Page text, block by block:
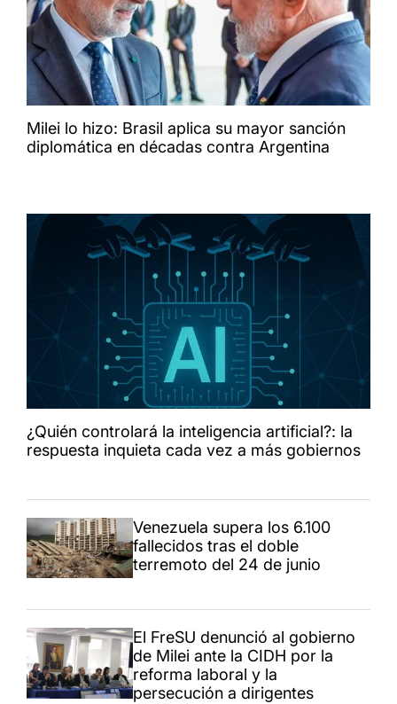
Milei lo hizo: Brasil aplica su mayor sanción
diplomática en décadas contra Argentina
¿Quién controlará la inteligencia artificial?: la
respuesta inquieta cada vez a más gobiernos
Venezuela supera los 6.100
fallecidos tras el doble
terremoto del 24 de junio
El FreSU denunció al gobierno
de Milei ante la CIDH por la
reforma laboral y la
persecución a dirigentes